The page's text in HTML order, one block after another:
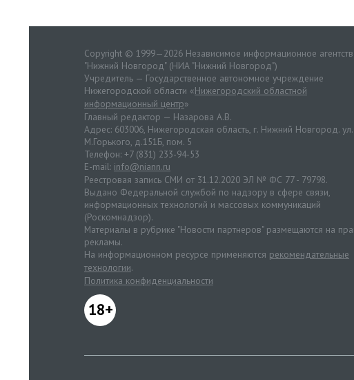
Copyright © 1999—2026 Независимое информационное
"Нижний Новгород" (НИА "Нижний Новгород")
Учредитель — Государственное автономное учреждение
Нижегородской области «Нижегородский областной
информационный центр»
Главный редактор — Назарова А.В.
Адрес: 603006, Нижегородская область, г. Нижний Новгород. ул.
М.Горького, д.151Б, пом. 5
Телефон: +7 (831) 233-94-53
E-mail: info@niann.ru
Реестровая запись СМИ от 31.12.2020 ЭЛ № ФС 77 - 79798.
Выдано Федеральной службой по надзору в сфере связи,
информационных технологий и массовых коммуникаций
(Роскомнадзор).
Материалы в рубрике "Новости партнеров" размещаются на
рекламы.
На информационном ресурсе применяются рекомендательные
технологии.
Политика конфиденциальности
18+